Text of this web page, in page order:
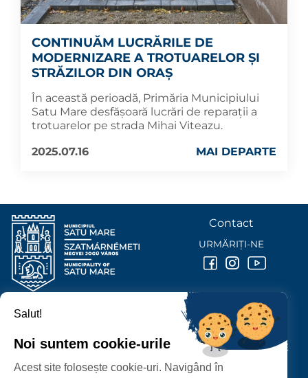
CONTINUĂM LUCRĂRILE DE
MODERNIZARE A TROTUARELOR ȘI
STRĂZILOR DIN ORAȘ
În această perioadă, Primăria Municipiului
Satu Mare desfășoară lucrări de reparații a
trotuarelor pe strada Mihai Viteazu.
2025.07.16
MAI DEPARTE
PRIMĂRIA MUNICIPIULUI
P-ȚA 25 OCTOMBRIE, NR. 1 CORP M, 440026 SATU MARE
Contact
URMĂRIȚI-NE
Salut!
Noi suntem cookie-urile
Acest site folosește cookie-uri. Navigând în